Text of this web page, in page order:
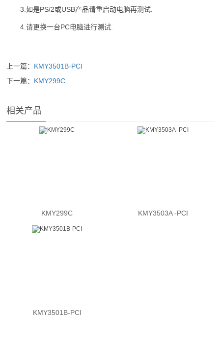
3.如是PS/2或USB产品请重启动电脑再测试.
4.请更换一台PC电脑进行测试.
上一篇： KMY3501B-PCI
下一篇： KMY299C
相关产品
KMY299C KMY3503A -PCI
KMY3501B-PCI